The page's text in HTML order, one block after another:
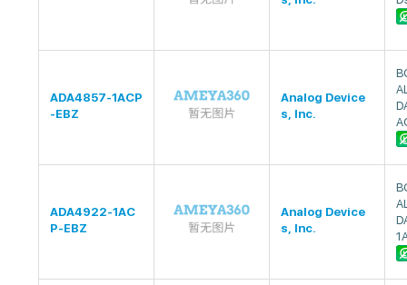
ADA4857-1ACP
-EBZ
Analog Device
s, Inc.
ADA4922-1AC
P-EBZ
Analog Device
s, Inc.